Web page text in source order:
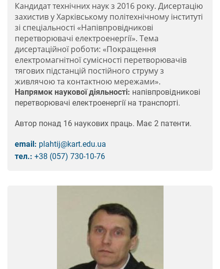
Кандидат технічних наук з 2016 року. Дисертацію
захистив у Харківському політехнічному інституті
зі спеціальності «Напівпровідникові
перетворювачі електроенергії». Тема
дисертаційної роботи: «Покращення
електромагнітної сумісності перетворювачів
тягових підстанцій постійного струму з
живлячою та контактною мережами».
Напрямок наукової діяльності: напівпровідникові
перетворювачі електроенергії на транспорті.
Автор понад 16 наукових праць. Має 2 патенти.
email: plahtіj@kart.edu.ua
тел.: +38 (057) 730-10-76